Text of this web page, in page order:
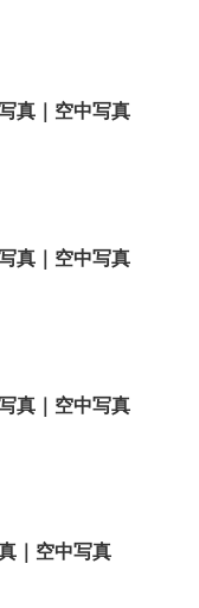
真｜空中写真
真｜空中写真
真｜空中写真
｜空中写真